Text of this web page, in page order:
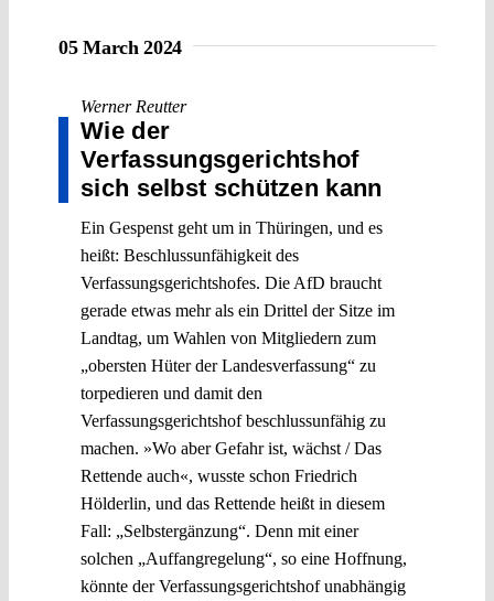
05 March 2024
Werner Reutter
Wie der
Verfassungsgerichtshof
sich selbst schützen kann
Ein Gespenst geht um in Thüringen, und es
heißt: Beschlussunfähigkeit des
Verfassungsgerichtshofes. Die AfD braucht
gerade etwas mehr als ein Drittel der Sitze im
Landtag, um Wahlen von Mitgliedern zum
„obersten Hüter der Landesverfassung“ zu
torpedieren und damit den
Verfassungsgerichtshof beschlussunfähig zu
machen. »Wo aber Gefahr ist, wächst / Das
Rettende auch«, wusste schon Friedrich
Hölderlin, und das Rettende heißt in diesem
Fall: „Selbstergänzung“. Denn mit einer
solchen „Auffangregelung“, so eine Hoffnung,
könnte der Verfassungsgerichtshof unabhängig